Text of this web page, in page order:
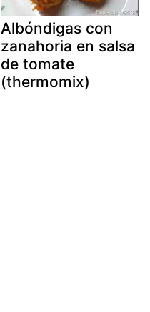
Albóndigas con
zanahoria en salsa
de tomate
(thermomix)